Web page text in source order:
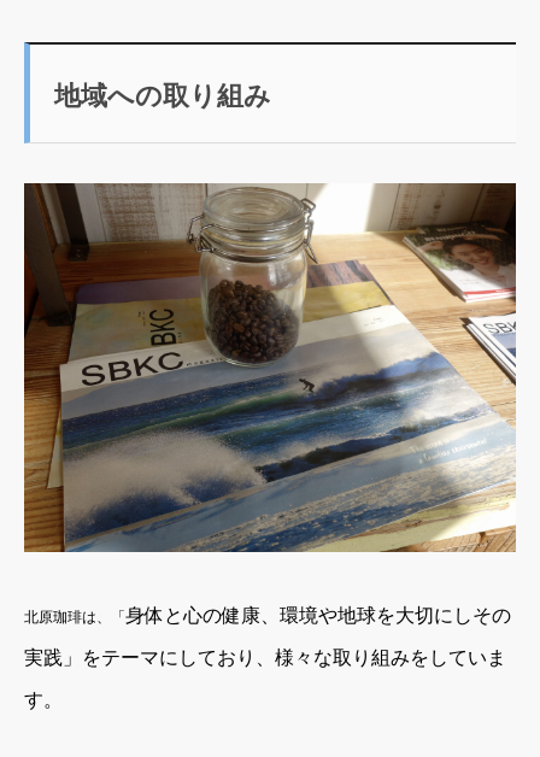
地域への取り組み
北原珈琲は、「身体と心の健康、環境や地球を大切にしその
実践」をテーマにしており、様々な取り組みをしていま
す。